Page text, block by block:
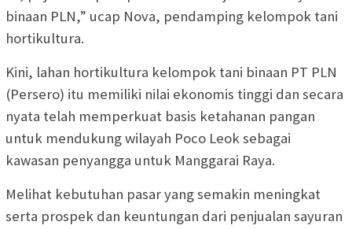
binaan PLN,” ucap Nova, pendamping kelompok tani
hortikultura.
Kini, lahan hortikultura kelompok tani binaan PT PLN
(Persero) itu memiliki nilai ekonomis tinggi dan secara
nyata telah memperkuat basis ketahanan pangan
untuk mendukung wilayah Poco Leok sebagai
kawasan penyangga untuk Manggarai Raya.
Melihat kebutuhan pasar yang semakin meningkat
serta prospek dan keuntungan dari penjualan sayuran